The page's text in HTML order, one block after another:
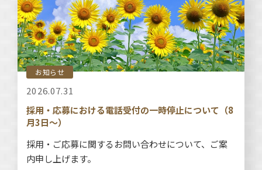
お知らせ
2026.07.31
採用・応募における電話受付の一時停止について（8
月3日～）
採用・ご応募に関するお問い合わせについて、ご案
内申し上げます。